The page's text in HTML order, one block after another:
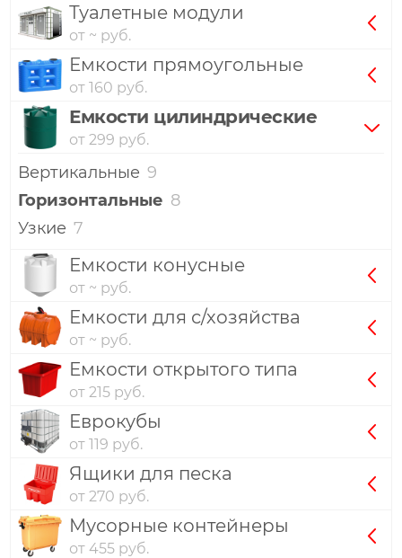
Туалетные модули
от ~ руб.
Емкости прямоугольные
от 160 руб.
Емкости цилиндрические
от 299 руб.
Вертикальные 9
Горизонтальные 8
Узкие 7
Емкости конусные
от ~ руб.
Емкости для с/хозяйства
от ~ руб.
Емкости открытого типа
от 215 руб.
Еврокубы
от 119 руб.
Ящики для песка
от 270 руб.
Мусорные контейнеры
от 455 руб.